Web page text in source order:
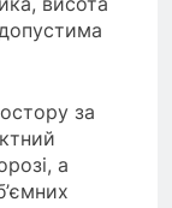
за
а